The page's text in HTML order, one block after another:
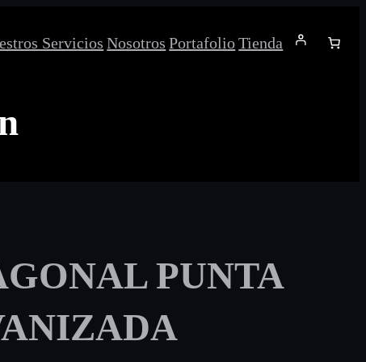
Servicios Nosotros PortafolioTienda
PUNTA